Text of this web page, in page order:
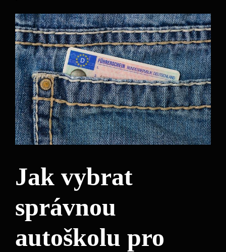
Jak vybrat
správnou
autoškolu pro